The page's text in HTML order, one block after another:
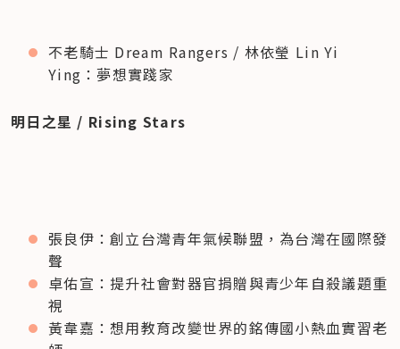
不老騎士 Dream Rangers / 林依瑩 Lin Yi
Ying：夢想實踐家
明日之星 / Rising Stars
張良伊：創立台灣青年氣候聯盟，為台灣在國際發
聲
卓佑宣：提升社會對器官捐贈與青少年自殺議題重
視
黃韋嘉：想用教育改變世界的銘傳國小熱血實習老